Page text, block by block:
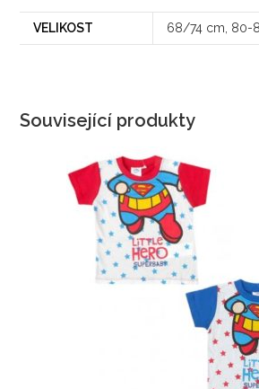
VELIKOST 68/74 cm, 80-
Související produkty